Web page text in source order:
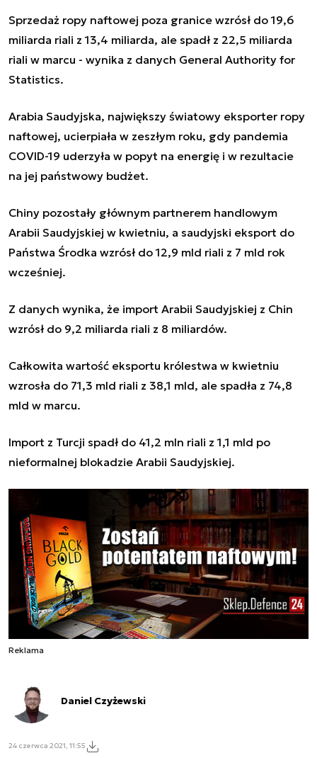
Sprzedaż ropy naftowej poza granice wzrósł do 19,6
miliarda riali z 13,4 miliarda, ale spadł z 22,5 miliarda
riali w marcu - wynika z danych General Authority for
Statistics.
Arabia Saudyjska, największy światowy eksporter ropy
naftowej, ucierpiała w zeszłym roku, gdy pandemia
COVID-19 uderzyła w popyt na energię i w rezultacie
na jej państwowy budżet.
Chiny pozostały głównym partnerem handlowym
Arabii Saudyjskiej w kwietniu, a saudyjski eksport do
Państwa Środka wzrósł do 12,9 mld riali z 7 mld rok
wcześniej.
Z danych wynika, że import Arabii Saudyjskiej z Chin
wzrósł do 9,2 miliarda riali z 8 miliardów.
Całkowita wartość eksportu królestwa w kwietniu
wzrosła do 71,3 mld riali z 38,1 mld, ale spadła z 74,8
mld w marcu.
Import z Turcji spadł do 41,2 mln riali z 1,1 mld po
nieformalnej blokadzie Arabii Saudyjskiej.
Reklama
Daniel Czyżewski
24 czerwca 2021, 11:55